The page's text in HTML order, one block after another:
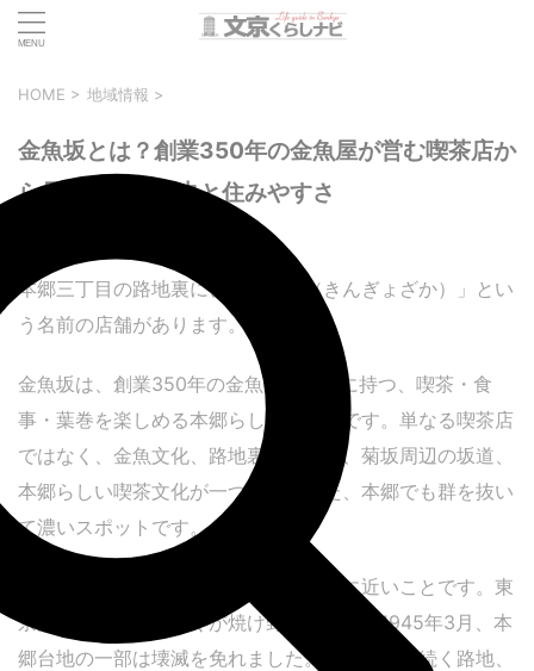
HOME > 地域情報 >
金魚坂とは？創業350年の金魚屋が営む喫茶店か
ら見る本郷の歴史と住みやすさ
本郷三丁目の路地裏に、「金魚坂（きんぎょざか）」とい
う名前の店舗があります。
金魚坂は、創業350年の金魚屋を背景に持つ、喫茶・食
事・葉巻を楽しめる本郷らしい隠れ家です。単なる喫茶店
ではなく、金魚文化、路地裏の静けさ、菊坂周辺の坂道、
本郷らしい喫茶文化が一つに重なった、本郷でも群を抜い
て濃いスポットです。
その場所が今も残っているのは、奇跡に近いことです。東
京大空襲で下町の多くが焼け野原になった1945年3月、本
郷台地の一部は壊滅を免れました。江戸期から続く路地、